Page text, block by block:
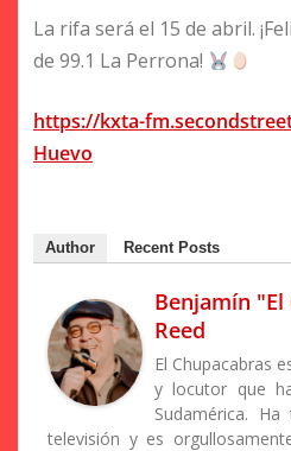
La rifa será el 15 de abril.
de 99.1 La Perrona!
https://kxta-
Huevo
Author Recent Posts
Benjamín "El
Reed
El Chupacabras
y locutor que
Sudamérica.
televisión y es